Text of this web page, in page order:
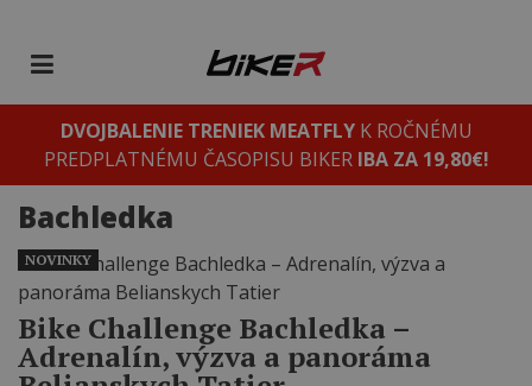
DVOJBALENIE TRENIEK MEATFLYK ROČNÉMU
PREDPLATNÉMU ČASOPISU BIKER IBA ZA 19,80€!
Bachledka
Bike Challenge Bachledka –
Adrenalín, výzva a panoráma
NOVINKY